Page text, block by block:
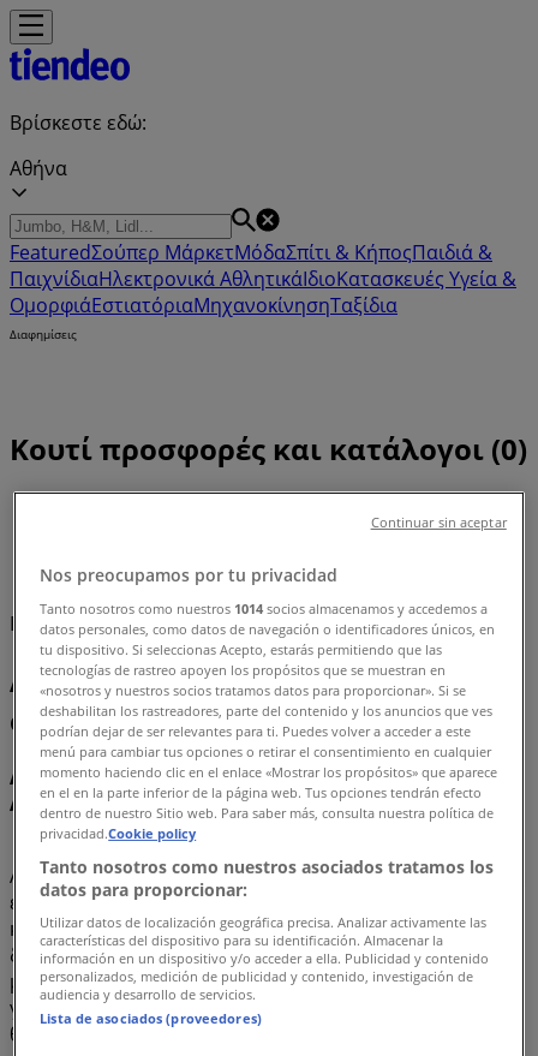
Βρίσκεστε εδώ:
Αθήνα
FeaturedΣούπερ ΜάρκετΜόδαΣπίτι & ΚήποςΠαιδιά &
ΠαιχνίδιαΗλεκτρονικάΑθλητικάΙδιοΚατασκευές Υγεία &
ΟμορφιάΕστιατόριαΜηχανοκίνησηΤαξίδια
Διαφημίσεις
Κουτί προσφορές και κατάλογοι (0)
Κουτί
Πρόκειται να δημοσιεύσουμε προσφορές από Κουτί
Αυτό μπορεί να σας ενδιαφέρει
σχετικά με κουτί
Ανακαλύψτε τις καλύτερες προσφορές για Κουτί τον
Αυγούστου 2026!
Αυτόν τον μήνα του Αυγούστου του έτους 2026, είμαστε
ενθουσιασμένοι να σας προσφέρουμε τις πιο ελκυστικές
και ανταγωνιστικές προσφορές για το Κουτί που είναι
διαθέσιμες σε όλη την Ελλάδα. Στο Tiendeo, ο στόχος
μας είναι να σας παρέχουμε πρόσβαση σε μια ευρεία
γκάμα προϊόντων στην κατηγορία , εξασφαλίζοντας ότι
θα βρείτε ακριβώς αυτό που χρειάζεστε σε αξεπέραστες
Nos preocupamos por tu privacidad
Tanto nosotros como nuestros 1014socios almacenamos y accedemos a
datos personales, como datos de navegación o identificadores únicos, en
tu dispositivo. Si seleccionas Acepto, estarás permitiendo que las
tecnologías de rastreo apoyen los propósitos que se muestran en
«nosotros y nuestros socios tratamos datos para proporcionar». Si se
deshabilitan los rastreadores, parte del contenido y los anuncios que ves
podrían dejar de ser relevantes para ti. Puedes volver a acceder a este
menú para cambiar tus opciones o retirar el consentimiento en cualquier
momento haciendo clic en el enlace «Mostrar los propósitos» que aparece
en el en la parte inferior de la página web. Tus opciones tendrán efecto
dentro de nuestro Sitio web. Para saber más, consulta nuestra política de
privacidad.Cookie policy
Tanto nosotros como nuestros asociados tratamos los
datos para proporcionar:
Utilizar datos de localización geográfica precisa. Analizar activamente las
características del dispositivo para su identificación. Almacenar la
información en un dispositivo y/o acceder a ella. Publicidad y contenido
personalizados, medición de publicidad y contenido, investigación de
audiencia y desarrollo de servicios.
Lista de asociados (proveedores)
Continuar sin aceptar